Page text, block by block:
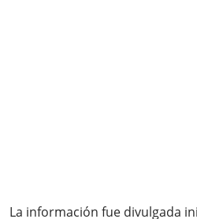
La información fue divulgada